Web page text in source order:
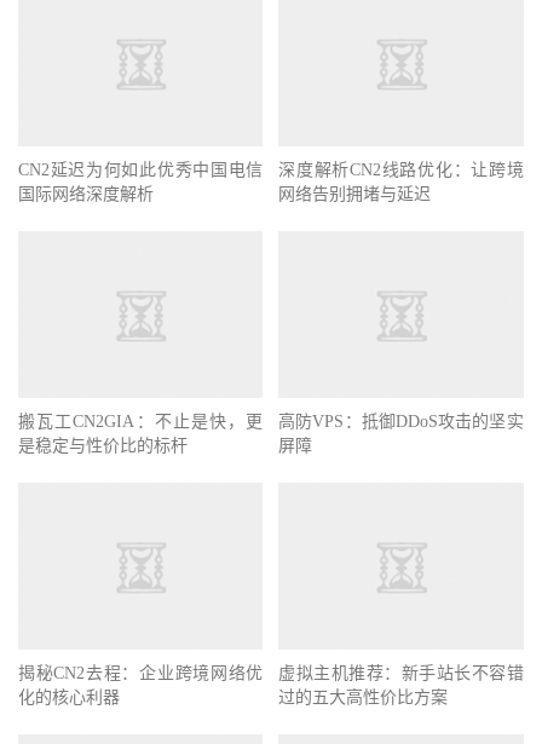
CN2延迟为何如此优秀中国电信
国际网络深度解析
深度解析CN2线路优化：让跨境
网络告别拥堵与延迟
搬瓦工CN2GIA：不止是快，更
是稳定与性价比的标杆
高防VPS：抵御DDoS攻击的坚实
屏障
揭秘CN2去程：企业跨境网络优
化的核心利器
虚拟主机推荐：新手站长不容错
过的五大高性价比方案